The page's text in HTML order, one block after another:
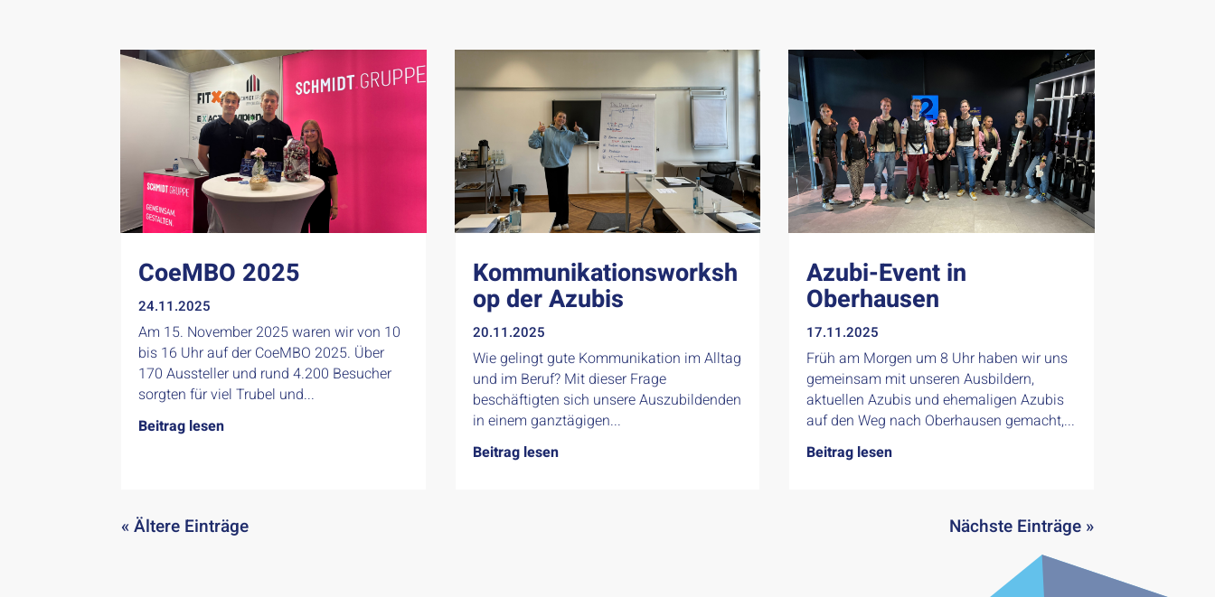
CoeMBO 2025
24.11.2025
Am 15. November 2025 waren wir von 10
bis 16 Uhr auf der CoeMBO 2025. Über
170 Aussteller und rund 4.200 Besucher
sorgten für viel Trubel und...
Beitrag lesen
Kommunikationsworksh
op der Azubis
20.11.2025
Wie gelingt gute Kommunikation im Alltag
und im Beruf? Mit dieser Frage
beschäftigten sich unsere Auszubildenden
in einem ganztägigen...
Beitrag lesen
Azubi-Event in
Oberhausen
17.11.2025
Früh am Morgen um 8 Uhr haben wir uns
gemeinsam mit unseren Ausbildern,
aktuellen Azubis und ehemaligen Azubis
auf den Weg nach Oberhausen gemacht,...
Beitrag lesen
« Ältere Einträge Nächste Einträge »